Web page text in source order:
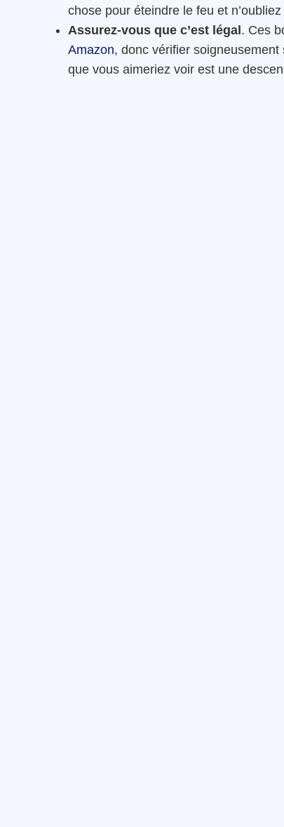
chose pour éteindre le feu et
Assurez-vous que c’est légal. Ces
Amazon, donc vérifier
que vous aimeriez voir est une